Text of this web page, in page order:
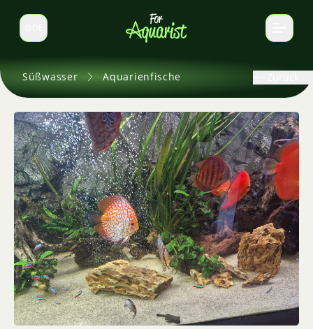
Sprache wechseln
Süßwasser Aquarienfische